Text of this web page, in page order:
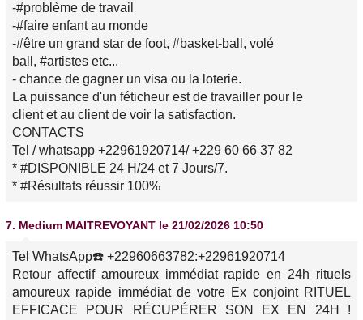
-#problème de travail
-#faire enfant au monde
-#être un grand star de foot, #basket-ball, volé
ball, #artistes etc...
- chance de gagner un visa ou la loterie.
La puissance d'un féticheur est de travailler pour le
client et au client de voir la satisfaction.
CONTACTS
Tel / whatsapp +22961920714/ +229 60 66 37 82
* #DISPONIBLE 24 H/24 et 7 Jours/7.
* #Résultats réussir 100%
7. Medium MAITREVOYANT le 21/02/2026 10:50
Tel WhatsApp☎️ +22960663782:+22961920714
Retour affectif amoureux immédiat rapide en 24h rituels
amoureux rapide immédiat de votre Ex conjoint RITUEL
EFFICACE POUR RÉCUPÉRER SON EX EN 24H !